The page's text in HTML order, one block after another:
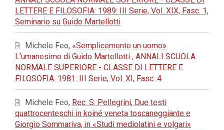
LETTERE E FILOSOFIA: 1989: III Serie, Vol. XIX, Fasc. 1,
Seminario su Guido Martellotti
Michele Feo, «Semplicemente un uomo».
L'umanesimo di Guido Martellotti , ANNALI SCUOLA
NORMALE SUPERIORE - CLASSE DI LETTERE E
FILOSOFIA: 1981: III Serie, Vol. XI, Fasc. 4
Michele Feo, Rec. S. Pellegrini, Due testi
quattrocenteschi in koiné veneta toscaneggiante e
Giorgio Sommariva, in «Studi mediolatini e volgari»